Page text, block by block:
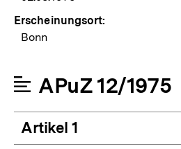
Erscheinungsort:
Bonn
APuZ 12/1975
Artikel 1